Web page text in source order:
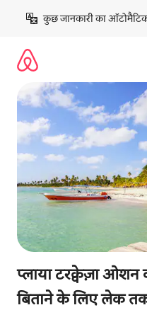
छोड़कर
कॉन्टेंट
कुछ जानकारी का
प्लाया टरक्वेज़ा ओशन
बिताने के लिए लेक